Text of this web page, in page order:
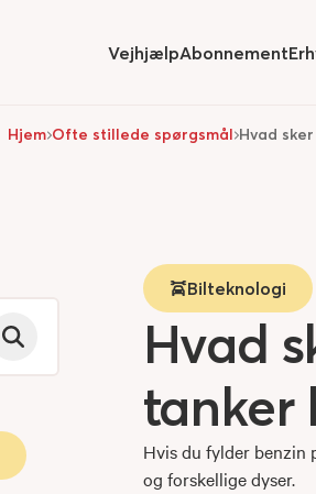
Hidesubmenu for
VejhjælpAbonnement
Hjem Ofte stillede spørgsmål Hvad
Bilteknologi
Hvad
tanker
Hvis du fylder benzin
og forskellige dyser.